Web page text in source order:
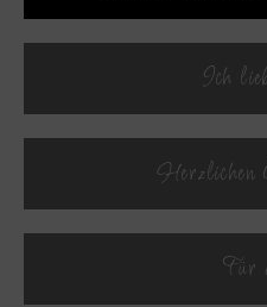
Ich
Herzlichen
Für